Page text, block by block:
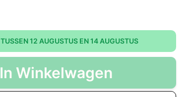
TUSSEN 12 AUGUSTUS EN 14 AUGUSTUS
In Winkelwagen